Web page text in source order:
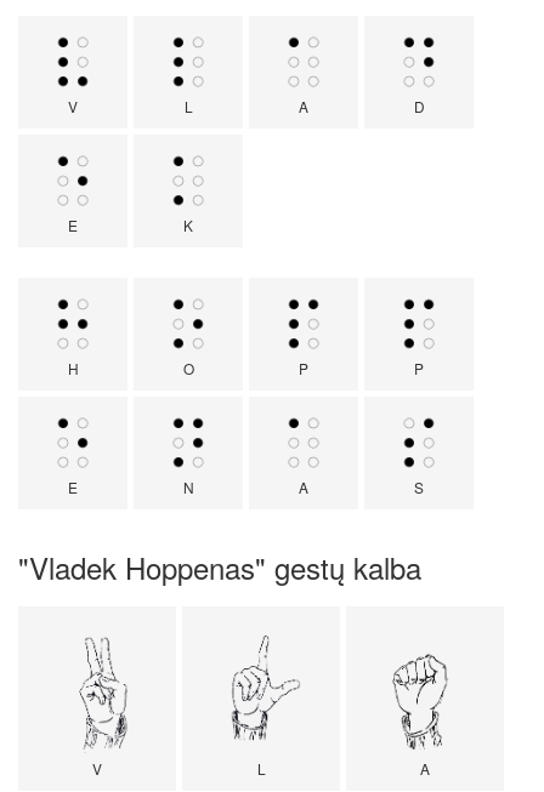
V L A D
E K
H O P P
E N A S
"Vladek Hoppenas" gestų kalba
V L A